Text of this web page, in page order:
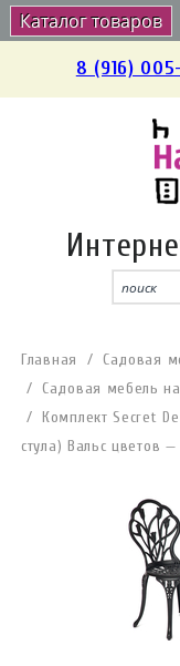
8 (916)
Каталог товаров
Главная
Садовая
Садовая мебель
Комплект Secret
стула) Вальс цветов